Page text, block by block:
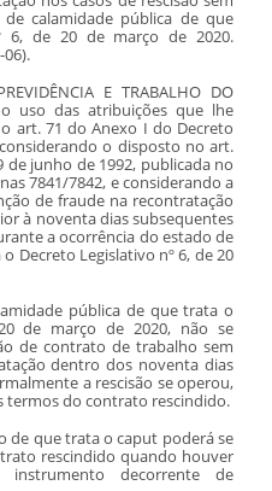
calamidade pública de que
6, de 20 de março de 2020.
06).
E TRABALHO DO
uso das atribuições que lhe
art. 71 do Anexo I do Decreto
o disposto no art.
de junho de 1992, publicada no
7841/7842, e considerando a
de fraude na recontratação
à noventa dias subsequentes
a ocorrência do estado de
Decreto Legislativo nº 6, de 20
pública de que trata o
de março de 2020, não se
de contrato de trabalho sem
dentro dos noventa dias
a rescisão se operou,
termos do contrato rescindido.
de que trata o caput poderá se
rescindido quando houver
decorrente de